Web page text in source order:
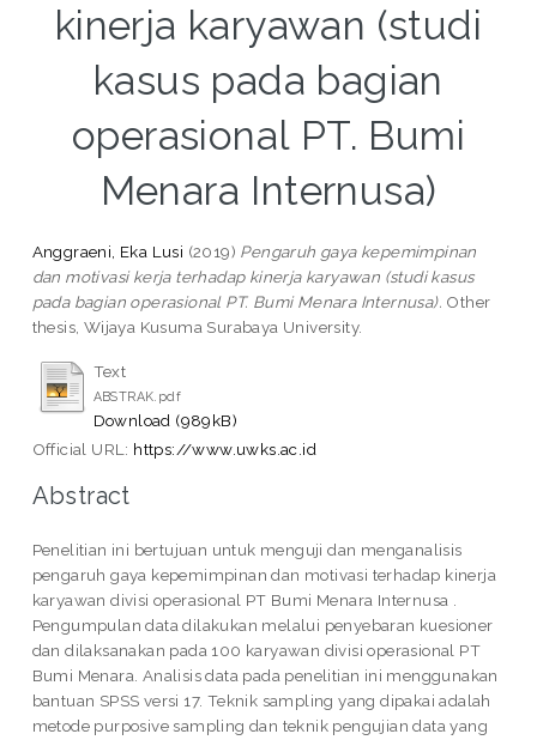
kinerja karyawan (studi
kasus pada bagian
operasional PT. Bumi
Menara Internusa)
Anggraeni, Eka Lusi (2019) Pengaruh gaya kepemimpinan
dan motivasi kerja terhadap kinerja karyawan (studi kasus
pada bagian operasional PT. Bumi Menara Internusa). Other
thesis, Wijaya Kusuma Surabaya University.
Text
ABSTRAK.pdf
Download (989kB)
Official URL: https://www.uwks.ac.id
Abstract
Penelitian ini bertujuan untuk menguji dan menganalisis
pengaruh gaya kepemimpinan dan motivasi terhadap kinerja
karyawan divisi operasional PT Bumi Menara Internusa .
Pengumpulan data dilakukan melalui penyebaran kuesioner
dan dilaksanakan pada 100 karyawan divisi operasional PT
Bumi Menara. Analisis data pada penelitian ini menggunakan
bantuan SPSS versi 17. Teknik sampling yang dipakai adalah
metode purposive sampling dan teknik pengujian data yang